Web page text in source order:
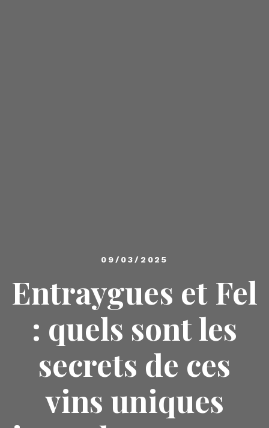
09/03/2025
Entraygues et Fel
: quels sont les
secrets de ces
vins uniques